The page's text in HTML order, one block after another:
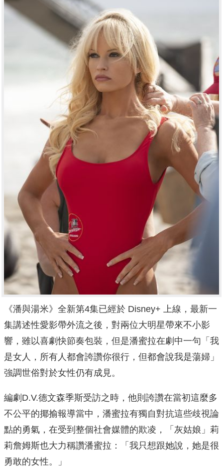
《潘與湯米》全新第4集已經於 Disney+ 上線，最新一
集講述性愛影帶外流之後， 對兩位大明星帶來不小影
響，雖以喜劇快節奏包裝， 但是潘蜜拉在劇中一句「我
是女人，所有人都會誇讚你很行， 但都會說我是蕩婦」
強調世俗對於女性仍有成見。
編劇D.V.德文森季斯受訪之時，他則誇讚在當初這麼多
不公平的揶揄報導當中， 潘蜜拉有獨自對抗這些歧視論
點的勇氣， 在受到整個社會媒體的欺凌，「灰姑娘」 莉
莉詹姆斯也大力稱讚潘蜜拉：「我只想跟她說， 她是很
勇敢的女性。」